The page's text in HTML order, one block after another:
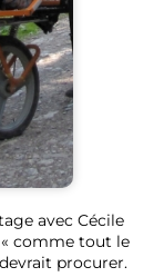
avec Cécile
« comme tout le
procurer.